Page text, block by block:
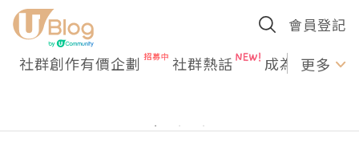
會員登記
社群創作有價企劃 社群熱話 成為U更多